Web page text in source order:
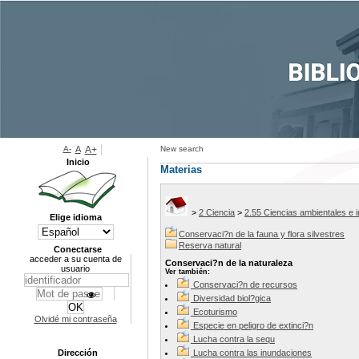
New search
Materias
> 2 Ciencia > 2.55 Ciencias ambientales e
Conservaci?n de la fauna y flora silvestres
Reserva natural
Conservaci?n de la naturaleza
Ver también:
Conservaci?n de recursos
Diversidad biol?gica
Ecoturismo
Especie en peligro de extinci?n
Lucha contra la sequ
Lucha contra las inundaciones
A- A A+
Inicio
Elige idioma
Conectarse
acceder a su cuenta de
usuario
Olvidé mi contraseña
Dirección